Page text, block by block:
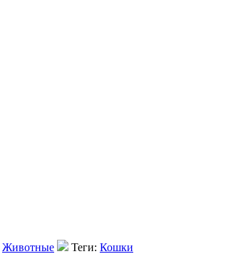
Животные Теги: Кошки